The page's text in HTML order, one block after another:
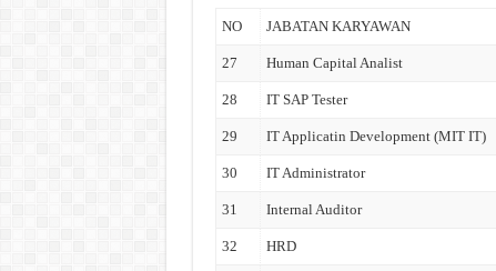
NO JABATAN KARYAWAN
27 Human Capital Analist
28 IT SAP Tester
29 IT Applicatin Development (MIT IT)
30 IT Administrator
31 Internal Auditor
32 HRD